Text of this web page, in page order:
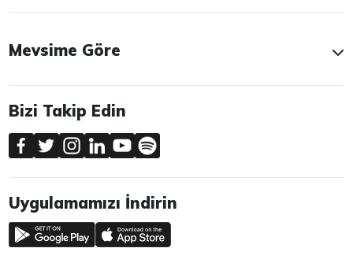
Mevsime Göre
Bizi Takip Edin
Uygulamamızı İndirin